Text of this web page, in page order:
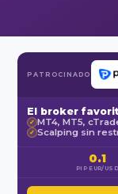
PATROCINADO
El broker
✓ MT4, MT5,
✓ Scalping sin
0.1
PIP EUR/USD